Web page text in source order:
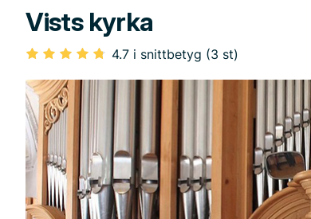
Vists kyrka
4.7 i snittbetyg (3 st)